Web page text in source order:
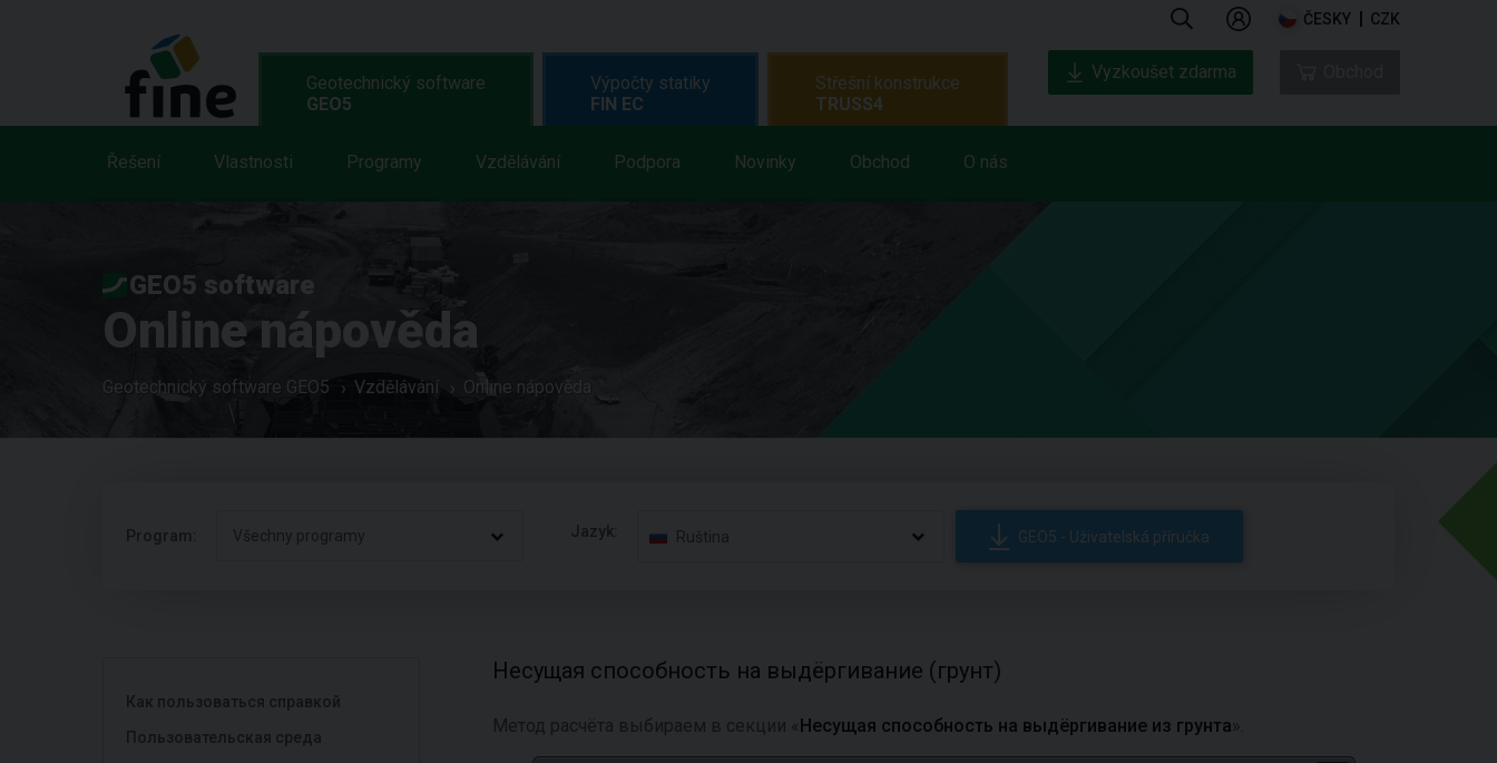
ČESKY CZK
Geotechnický software
GEO5
Řešení Vlastnosti Programy Vzdělávání Podpora Novinky Obchod O nás
Výpočty statiky
FIN EC
Střešní konstrukce
TRUSS4
Vyzkoušet zdarma
GEO5 software
Online nápověda
Geotechnický software GEO5 Vzdělávání Online nápověda
Program: Všechny programy Jazyk: Ruština GEO5 - Uživatelská příručka
Как пользоваться справкой
Пользовательская среда
Несущая способность на выдёргивание (грунт)
Метод расчёта выбираем в секции « Несущая способность на выдёргивание из грунта ».